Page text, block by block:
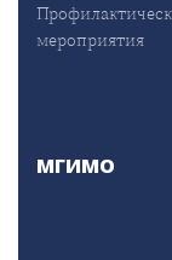
мероприятия
МГИМО